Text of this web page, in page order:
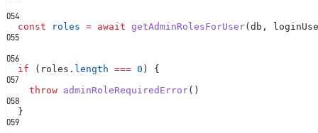
054
const roles = await getAdminRolesForUser(db,
055
056
if (roles. length === 0 ) {
057
throw adminRoleRequiredError()
058
}
059